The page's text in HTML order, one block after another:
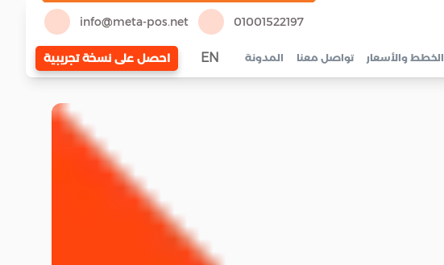
01001522197
info@meta-pos.net
الخطط والأسعار تواصل معنا المدونة EN احصل على نسخة تجريبية